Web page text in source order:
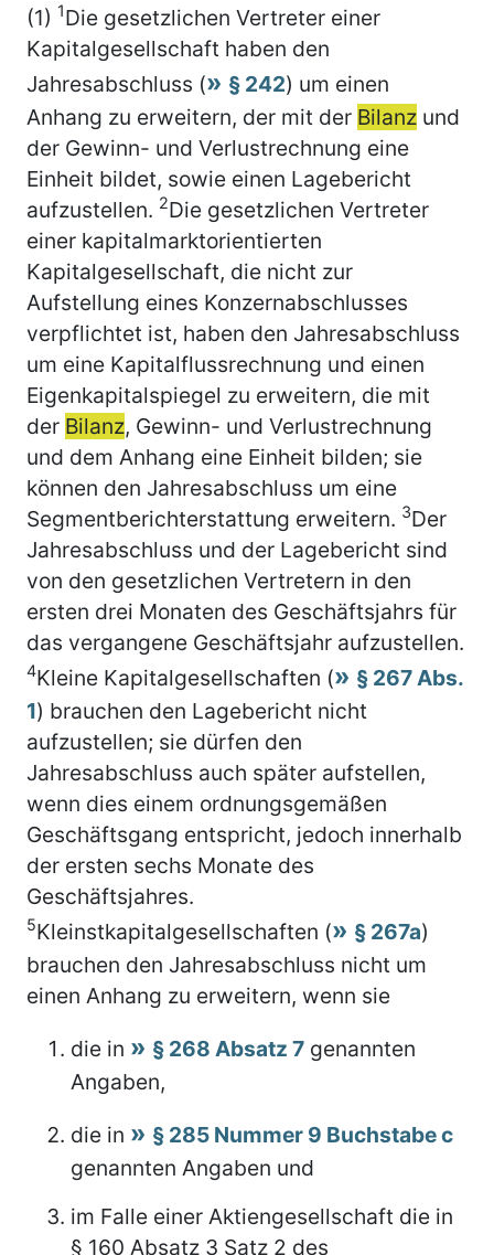
(1) 1Die gesetzlichen Vertreter einer
Kapitalgesellschaft haben den
Jahresabschluss (
§ 242) um einen
Anhang zu erweitern, der mit der Bilanz und
der Gewinn- und Verlustrechnung eine
Einheit bildet, sowie einen Lagebericht
aufzustellen. 2Die gesetzlichen Vertreter
einer kapitalmarktorientierten
Kapitalgesellschaft, die nicht zur
Aufstellung eines Konzernabschlusses
verpflichtet ist, haben den Jahresabschluss
um eine Kapitalflussrechnung und einen
Eigenkapitalspiegel zu erweitern, die mit
der Bilanz, Gewinn- und Verlustrechnung
und dem Anhang eine Einheit bilden; sie
können den Jahresabschluss um eine
Segmentberichterstattung erweitern. 3Der
Jahresabschluss und der Lagebericht sind
von den gesetzlichen Vertretern in den
ersten drei Monaten des Geschäftsjahrs für
das vergangene Geschäftsjahr aufzustellen.
4Kleine Kapitalgesellschaften (
§ 267 Abs.
1) brauchen den Lagebericht nicht
aufzustellen; sie dürfen den
Jahresabschluss auch später aufstellen,
wenn dies einem ordnungsgemäßen
Geschäftsgang entspricht, jedoch innerhalb
der ersten sechs Monate des
Geschäftsjahres.
5Kleinstkapitalgesellschaften ( § 267a)
brauchen den Jahresabschluss nicht um
einen Anhang zu erweitern, wenn sie
die in
§ 268 Absatz 7 genannten
Angaben,
die in
§ 285 Nummer 9 Buchstabe c
genannten Angaben und
im Falle einer Aktiengesellschaft die in
§ 160 Absatz 3 Satz 2 des